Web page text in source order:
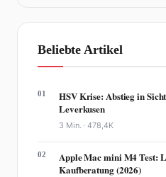
Beliebte Artikel
01
HSV Krise: Abstieg in
Leverkusen
3 Min. ·478,4K
02
Apple Mac mini M4 Test:
Kaufberatung (2026)